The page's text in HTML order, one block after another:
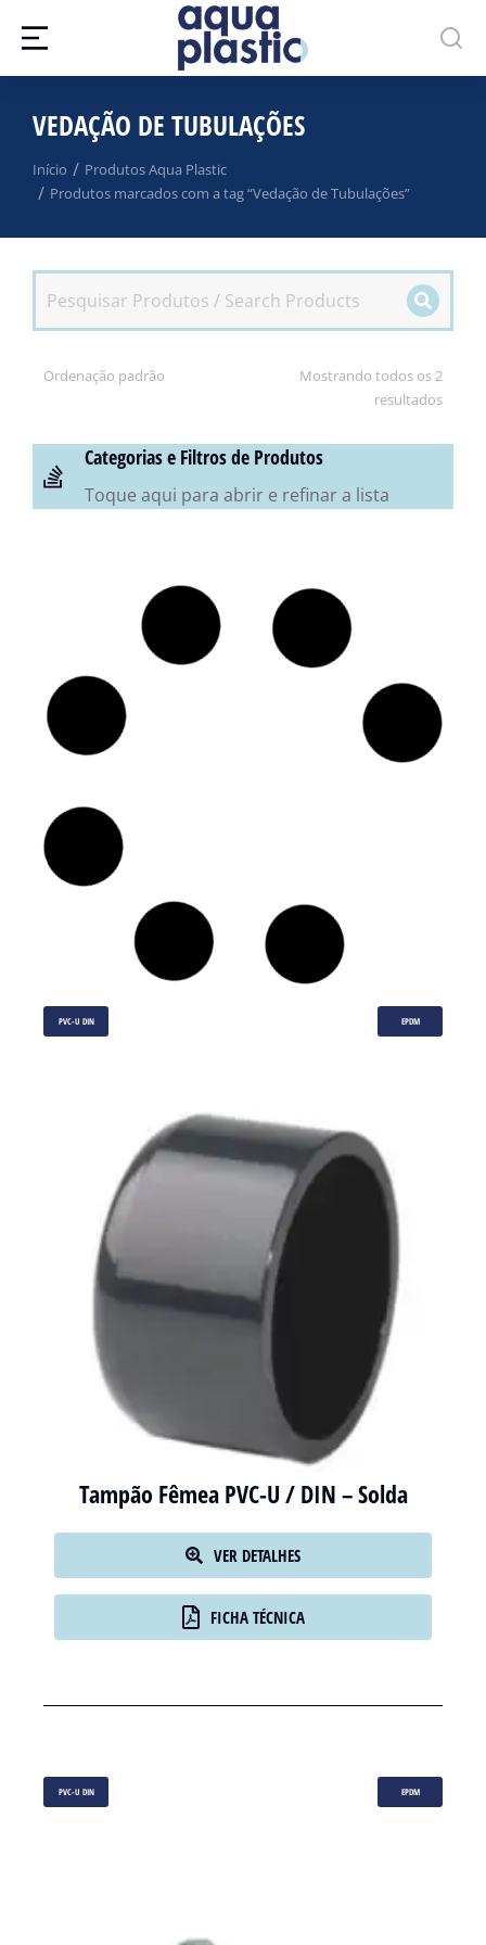
VEDAÇÃO DE TUBULAÇÕES
Você está aqui:
Início
Produtos Aqua Plastic
Produtos marcados com a tag “Vedação de Tubulações”
Mostrando todos os 2
resultados
Categorias e Filtros de Produtos
Toque aqui para abrir e refinar a lista
PVC-U DIN EPDM
Tampão Fêmea PVC-U / DIN – Solda
VER DETALHES
FICHA TÉCNICA
PVC-U DIN EPDM